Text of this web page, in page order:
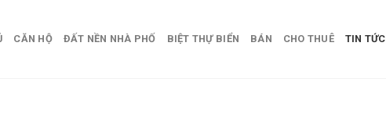
CĂN HỘ ĐẤT NỀN NHÀ PHỐ BIỆT THỰ BIỂN BÁN CHO THUÊ TIN TỨC